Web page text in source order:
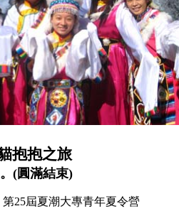
抱抱之旅
。(圓滿結束)
第25屆夏潮大專青年夏令營